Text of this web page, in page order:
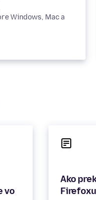
Windows, Mac a
vo
Ako
Firefoxu